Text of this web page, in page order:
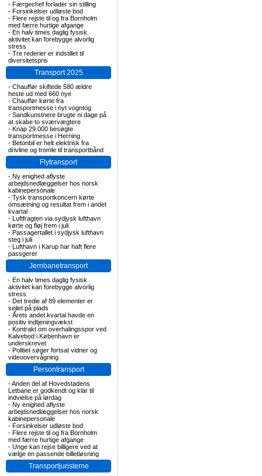
- Færgechef forlader sin stilling
- Forsinkelser udløste bod
- Flere rejste til og fra Bornholm
med færre hurtige afgange
- En halv times daglig fysisk
aktivitet kan forebygge alvorlig
stress
- Tre rederier er indstillet til
diversitetspris
Transport 2025
- Chauffør skiftede 580 ældre
heste ud med 660 nye
- Chauffør kørte fra
transportmesse i nyt vogntog
- Sandkunstnere brugte ni dage på
at skabe to sværvægtere
- Knap 29.000 besøgte
transportmesse i Herning
- Betonbil er helt elektrisk fra
drivline og tromle til transportbånd
Flytransport
- Ny enighed aflyste
arbejdsnedlæggelser hos norsk
kabinepersonale
- Tysk transportkoncern kørte
omsætning og resultat frem i andet
kvartal
- Luftfragten via sydjysk lufthavn
kørte og fløj frem i juli
- Passagertallet i sydjysk lufthavn
steg i juli
- Lufthavn i Karup har haft flere
passgerer
Jernbanetransport
- En halv times daglig fysisk
aktivitet kan forebygge alvorlig
stress
- Det tredie af 89 elementer er
sejlet på plads
- Årets andet kvartal havde en
positiv indtjeningvækst
- Kontrakt om overhalingsspor ved
Kalvebod i København er
underskrevet
- Politiet søger fortsat vidner og
videoovervågning
Persontransport
-Anden del af Hovedstadens
Letbane er godkendt og klar til
indvielse på lørdag
- Ny enighed aflyste
arbejdsnedlæggelser hos norsk
kabinepersonale
- Forsinkelser udløste bod
- Flere rejste til og fra Bornholm
med færre hurtige afgange
- Unge kan rejse billigere ved at
vælge en passende billetløsning
Transportjuristerne